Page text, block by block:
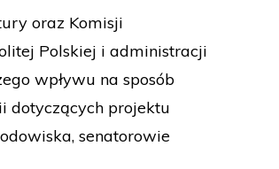
oraz Komisji
Polskiej i administracji
wpływu na sposób
dotyczących projektu
senatorowie